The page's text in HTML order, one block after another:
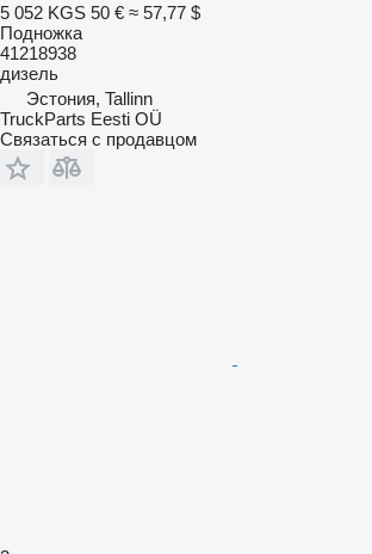
5 052 KGS 50 € ≈ 57,77 $
Подножка
41218938
дизель
Эстония, Tallinn
TruckParts Eesti OÜ
Связаться с продавцом